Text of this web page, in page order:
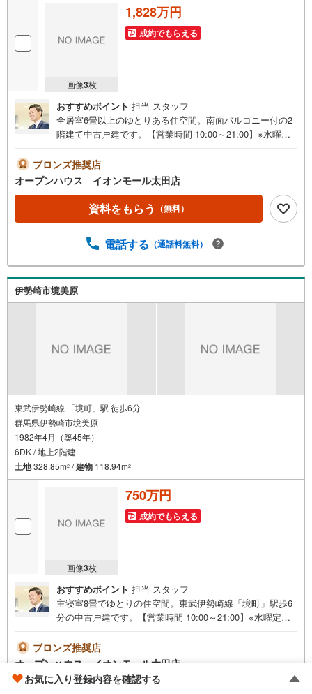
画像3枚
1,828万円
成約でもらえる
おすすめポイント 担当 スタッフ
全居室6畳以上のゆとりある住空間。南面バルコニー付の2
階建て中古戸建です。【営業時間 10:00～21:00】※水曜定
お気軽にご連絡ください！現地を見学される場合は「室
内・現地を見学する（無料）」ボタンよりご希望の日時を
ご記入いただけますとスムーズにご案内が可能です。◎現
地のご案内について・平日や夜遅い時間帯もご案内が可
能 ※定休日を除く・経験豊富なスタッフが物件詳細を丁寧
の場所まで送迎します。・チャイルドシートのご用意ござ
たいという方も大歓迎です！年間8000棟以上の限定物件を
発表しているオープンハウスだから出会える物件が多数ご
なオープンハウス・ディベロップメントの物件
ブロンズ推奨店
オープンハウス イオンモール太田店
資料をもらう （無料）
電話する （通話料無料）
伊勢崎市境美原
東武伊勢崎線 「境町」駅 徒歩6分
群馬県伊勢崎市境美原
1982年4月（築45年）
6DK / 地上2階建
土地328.85m2 /建物 118.94m2
画像3枚
750万円
成約でもらえる
おすすめポイント 担当 スタッフ
主寝室8畳でゆとりの住空間。東武伊勢崎線「境町」駅歩6
分の中古戸建です。【営業時間 10:00～21:00】※水曜定休
気軽にご連絡ください！現地を見学される場合は「室内・
現地を見学する（無料）」ボタンよりご希望の日時をご記
入いただけますとスムーズにご案内が可能です。◎現地の
ご案内について・平日や夜遅い時間帯もご案内が可能 ※定
ブロンズ推奨店
オープンハウス イオンモール太田店
お気に入り登録内容を確認する